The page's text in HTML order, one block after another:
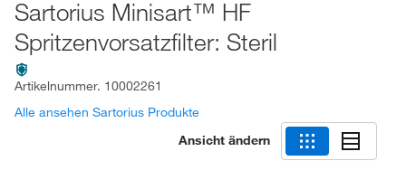
Sartorius Minisart™ HF
Spritzenvorsatzfilter: Steril
Artikelnummer. 10002261
Alle ansehen Sartorius Produkte
Ansicht ändern